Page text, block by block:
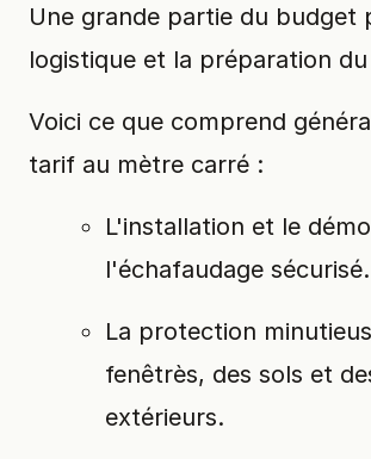
Une grande partie du budget
logistique et la préparation
Voici ce que comprend
tarif au mètre carré :
L'installation et le
l'échafaudage sécurisé.
La protection
fenêtrès, des sols et
extérieurs.